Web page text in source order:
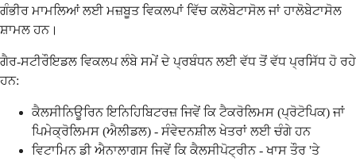
ਗੰਭੀਰ ਮਾਮਲਿਆਂ ਲਈ ਮਜ਼ਬੂਤ ਵਿਕਲਪਾਂ ਵਿੱਚ ਕਲੋਬੇਟਾਸੋਲ ਜਾਂ ਹਾਲੋਬੇਟਾਸੋਲ
ਸ਼ਾਮਲ ਹਨ।
ਗੈਰ-ਸਟੀਰੌਇਡਲ ਵਿਕਲਪ ਲੰਬੇ ਸਮੇਂ ਦੇ ਪ੍ਰਬੰਧਨ ਲਈ ਵੱਧ ਤੋਂ ਵੱਧ ਪ੍ਰਸਿੱਧ ਹੋ ਰਹੇ
ਹਨ:
ਕੈਲਸੀਨਿਊਰਿਨ ਇਨਿਹਿਬਿਟਰਜ਼ ਜਿਵੇਂ ਕਿ ਟੈਕਰੋਲਿਮਸ (ਪ੍ਰੋਟੋਪਿਕ) ਜਾਂ
ਪਿਮੇਕ੍ਰੋਲਿਮਸ (ਐਲੀਡਲ) - ਸੰਵੇਦਨਸ਼ੀਲ ਖੇਤਰਾਂ ਲਈ ਚੰਗੇ ਹਨ
ਵਿਟਾਮਿਨ ਡੀ ਐਨਾਲਾਗਸ ਜਿਵੇਂ ਕਿ ਕੈਲਸੀਪੋਟ੍ਰੀਨ - ਖਾਸ ਤੌਰ 'ਤੇ